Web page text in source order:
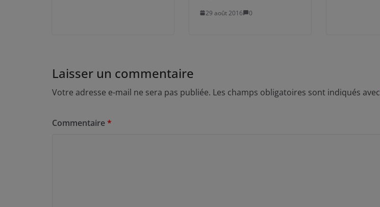
29 août 2016 0
Laisser un commentaire
Votre adresse e-mail ne sera pas publiée. Les champs obligatoires sont indiqués avec
Commentaire*